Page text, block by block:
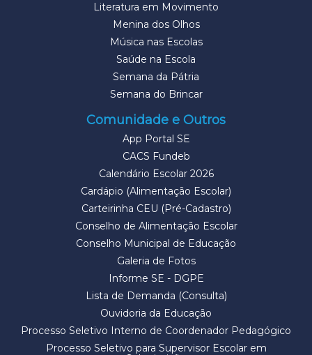
Literatura em Movimento
Menina dos Olhos
Música nas Escolas
Saúde na Escola
Semana da Pátria
Semana do Brincar
Comunidade e Outros
App Portal SE
CACS Fundeb
Calendário Escolar 2026
Cardápio (Alimentação Escolar)
Carteirinha CEU (Pré-Cadastro)
Conselho de Alimentação Escolar
Conselho Municipal de Educação
Galeria de Fotos
Informe SE - DGPE
Lista de Demanda (Consulta)
Ouvidoria da Educação
Processo Seletivo Interno de Coordenador Pedagógico
Processo Seletivo para Supervisor Escolar em